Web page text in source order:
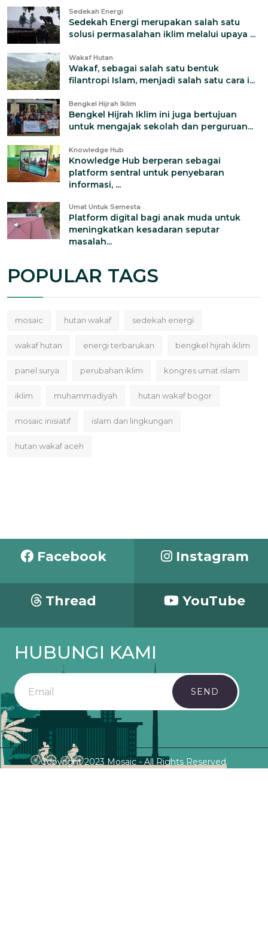
Sedekah Energi
Sedekah Energi merupakan salah satu
solusi permasalahan iklim melalui upaya ...
Wakaf Hutan
Wakaf, sebagai salah satu bentuk
filantropi Islam, menjadi salah satu cara i...
Bengkel Hijrah Iklim
Bengkel Hijrah Iklim ini juga bertujuan
untuk mengajak sekolah dan perguruan...
Knowledge Hub
Knowledge Hub berperan sebagai
platform sentral untuk penyebaran
informasi, ...
Umat Untuk Semesta
Platform digital bagi anak muda untuk
meningkatkan kesadaran seputar
masalah...
POPULAR TAGS
mosaic hutan wakaf sedekah energi
wakaf hutan energi terbarukan bengkel hijrah iklim
panel surya perubahan iklim kongres umat islam
iklim muhammadiyah hutan wakaf bogor
mosaic inisiatif islam dan lingkungan
hutan wakaf aceh
Facebook Instagram
Thread YouTube
HUBUNGI KAMI
SEND
Copyright 2023 Mosaic - All Rights Reserved.